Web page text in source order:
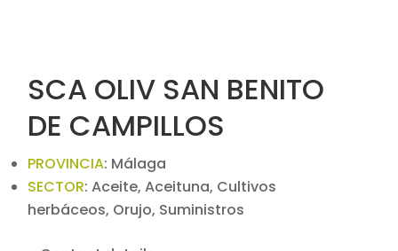
SCA OLIV SAN BENITO
DE CAMPILLOS
PROVINCIA: Málaga
SECTOR: Aceite, Aceituna, Cultivos
herbáceos, Orujo, Suministros